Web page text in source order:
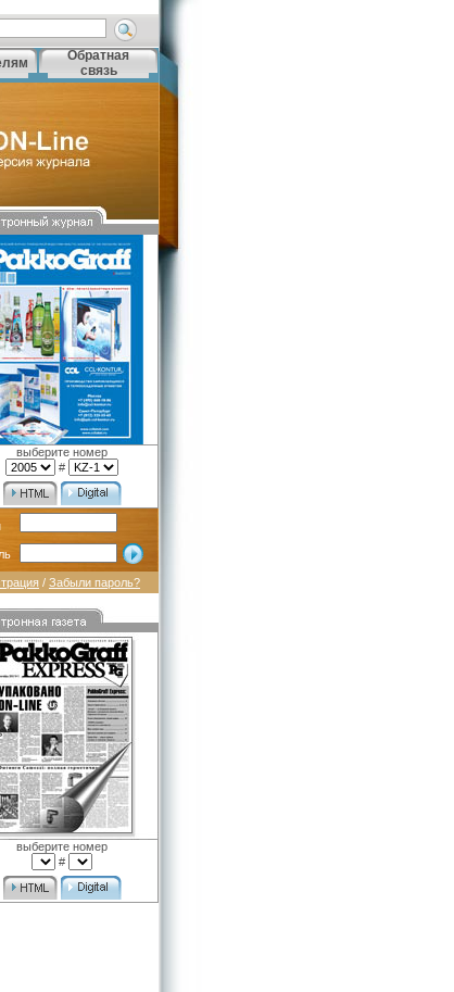
Обратная
связь
выберите номер
#
/ Забыли пароль?
выберите номер
#